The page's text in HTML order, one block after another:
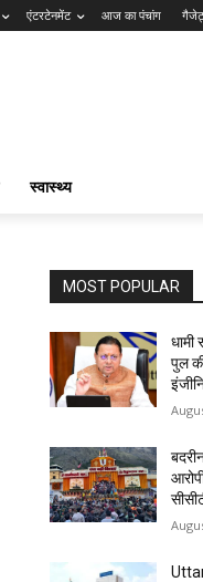
एंटरटेनमेंट आज का पंचांग
स्वास्थ्य
MOST POPULAR
धामी
पुल